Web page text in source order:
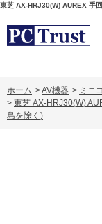
東芝 AX-HRJ30(W) AUREX 手
ホーム >AV機器 > ミニ
> 東芝 AX-HRJ30(W)
島を除く)